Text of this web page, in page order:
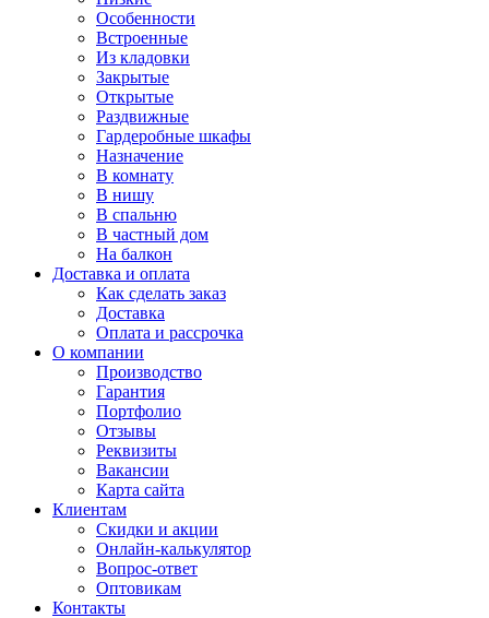
Особенности
Встроенные
Из кладовки
Закрытые
Открытые
Раздвижные
Гардеробные шкафы
Назначение
В комнату
В нишу
В спальню
В частный дом
На балкон
Доставка и оплата
Как сделать заказ
Доставка
Оплата и рассрочка
О компании
Производство
Гарантия
Портфолио
Отзывы
Реквизиты
Вакансии
Карта сайта
Клиентам
Скидки и акции
Онлайн-калькулятор
Вопрос-ответ
Оптовикам
Контакты